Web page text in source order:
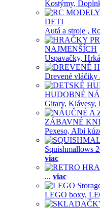
Kostýmy,
DETI
Autá a stroje ,
NAJMENŠÍCH
Uspavačky,
Drevené vláčiky
HUDOBNÉ
Gitary, Klávesy,
ZÁBAVNÉ
Pexeso, Albi
Squishmallows
viac
... viac
LEGO boxy,